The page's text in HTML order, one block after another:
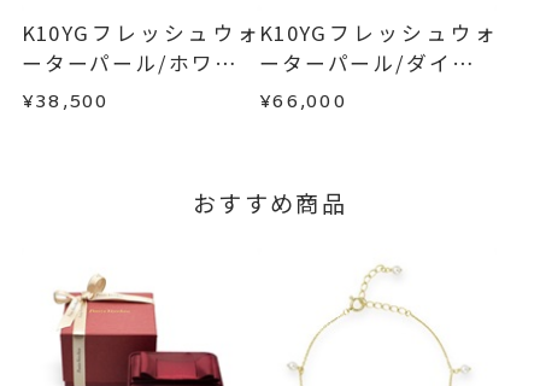
はお問い合わせフォームよりご連絡ください。
この場合の返送料は弊社にて負担いたしますの
で、着払いにてご返送ください。
詳細はこちら
K10YGフレッシュウォ
ーターパール/ホワイト
トパーズピアス
¥38,500
K10YGフレッシュウォ
ーターパール/ダイヤモ
ンドピアス
¥66,000
おすすめ商品